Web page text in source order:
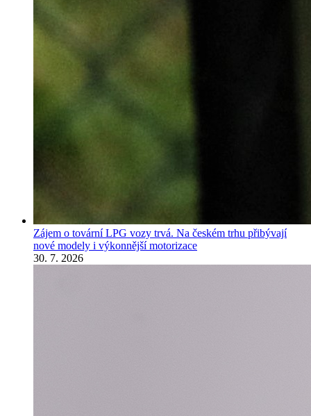
Zájem o tovární LPG vozy trvá. Na českém trhu přibývají
nové modely i výkonnější motorizace
30. 7. 2026